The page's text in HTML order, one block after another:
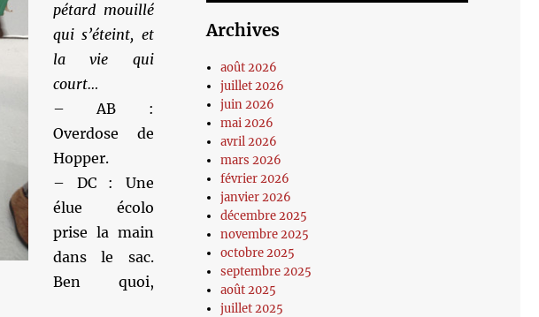
pétard mouillé
qui s’éteint, et
la vie qui
court…
– AB :
Overdose de
Hopper.
– DC : Une
élue écolo
prise la main
dans le sac.
Ben quoi,
Archives
août 2026
juillet 2026
juin 2026
mai 2026
avril 2026
mars 2026
février 2026
janvier 2026
décembre 2025
novembre 2025
octobre 2025
septembre 2025
août 2025
juillet 2025